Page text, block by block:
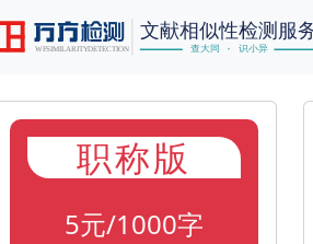
职称版
5元/1000字